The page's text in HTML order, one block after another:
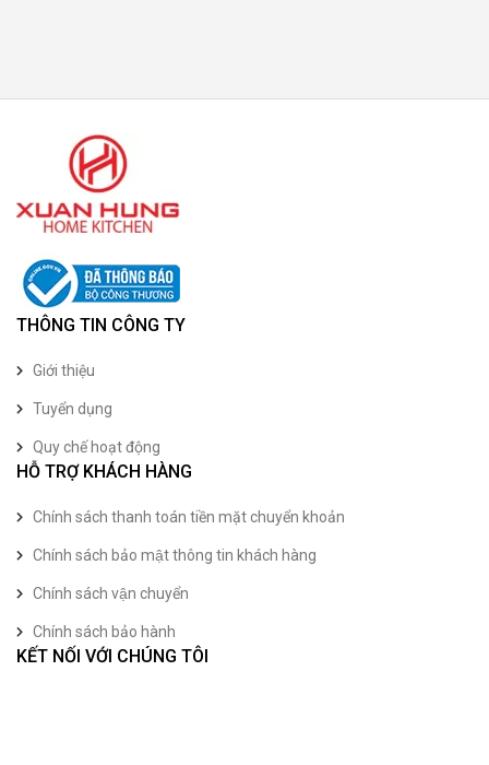
THÔNG TIN CÔNG TY
Giới thiệu
Tuyển dụng
Quy chế hoạt động
HỖ TRỢ KHÁCH HÀNG
Chính sách thanh toán tiền mặt chuyển khoản
Chính sách bảo mật thông tin khách hàng
Chính sách vận chuyển
Chính sách bảo hành
KẾT NỐI VỚI CHÚNG TÔI